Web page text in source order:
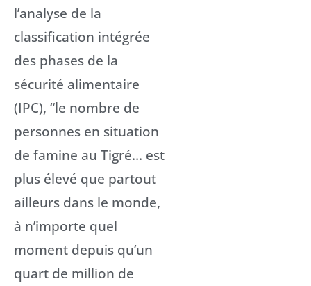
l’analyse de la
classification intégrée
des phases de la
sécurité alimentaire
(IPC), “le nombre de
personnes en situation
de famine au Tigré… est
plus élevé que partout
ailleurs dans le monde,
à n’importe quel
moment depuis qu’un
quart de million de